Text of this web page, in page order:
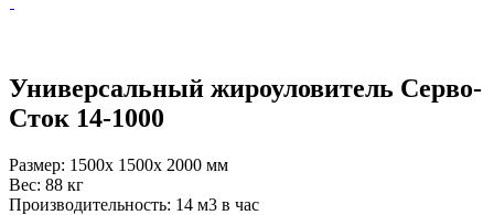
Универсальный жироуловитель Серво-
Сток 14-1000
Размер: 1500x 1500x 2000 мм
Вес: 88 кг
Производительность: 14 м3 в час